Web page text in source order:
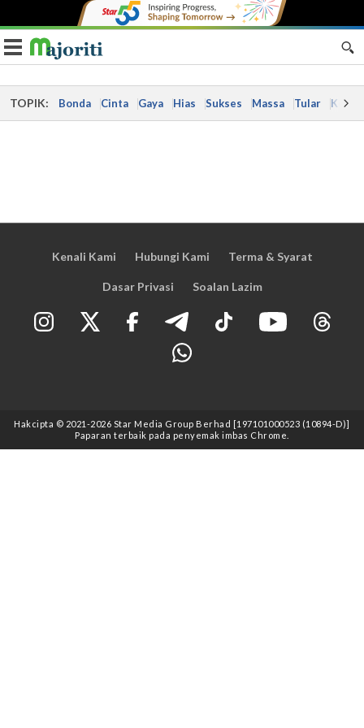
Toggle navigation
TOPIK: Bonda Cinta Gaya Hias Sukses Massa Tular Kes
Kenali Kami Hubungi Kami Terma & Syarat
Dasar Privasi Soalan Lazim
Hakcipta © 2021 -2026 Star Media Group Berhad [197101000523 (10894-D)]
Paparan terbaik pada penyemak imbas Chrome.